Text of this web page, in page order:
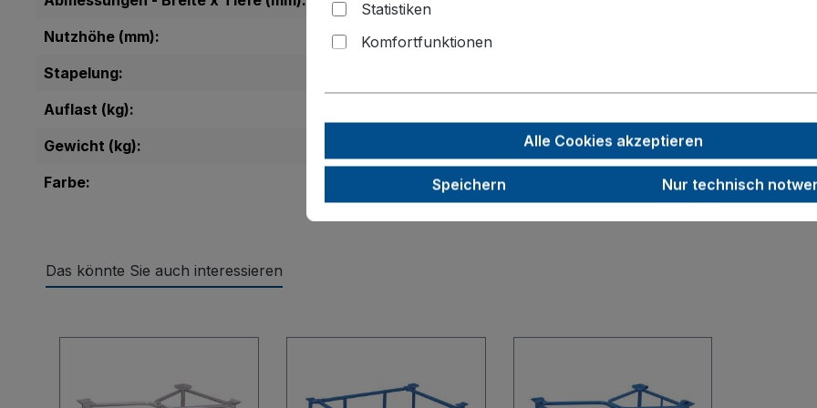
Nutzhöhe (mm):
800
Stapelung:
Auflast (kg):
Gewicht (kg):
Farbe:
RAL 7016
Das könnte Sie auch interessieren
Statistiken
Komfortfunktionen
Alle Cookies akzeptieren
Speichern Nur technisch